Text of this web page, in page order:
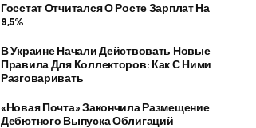
Госстат Отчитался О Росте Зарплат На
9,5%
В Украине Начали Действовать Новые
Правила Для Коллекторов: Как С Ними
Разговаривать
«Новая Почта» Закончила Размещение
Дебютного Выпуска Облигаций